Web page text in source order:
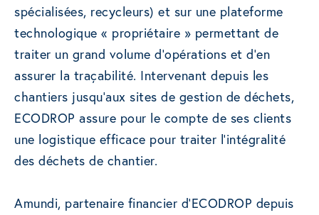
spécialisées, recycleurs) et sur une plateforme
technologique « propriétaire » permettant de
traiter un grand volume d’opérations et d’en
assurer la traçabilité. Intervenant depuis les
chantiers jusqu’aux sites de gestion de déchets,
ECODROP assure pour le compte de ses clients
une logistique efficace pour traiter l’intégralité
des déchets de chantier.
Amundi, partenaire financier d’ECODROP depuis